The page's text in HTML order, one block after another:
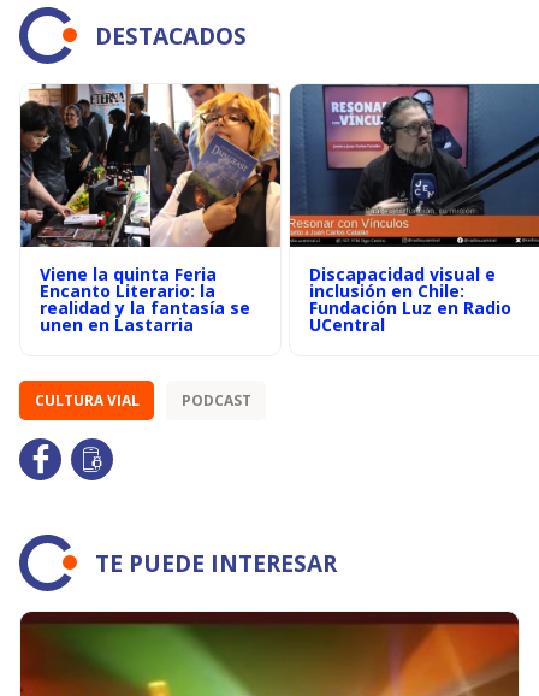
DESTACADOS
Viene la quinta Feria
Encanto Literario: la
realidad y la fantasía se
unen en Lastarria
Discapacidad visual e
inclusión en Chile:
Fundación Luz en Radio
UCentral
CULTURA VIAL PODCAST
TE PUEDE INTERESAR